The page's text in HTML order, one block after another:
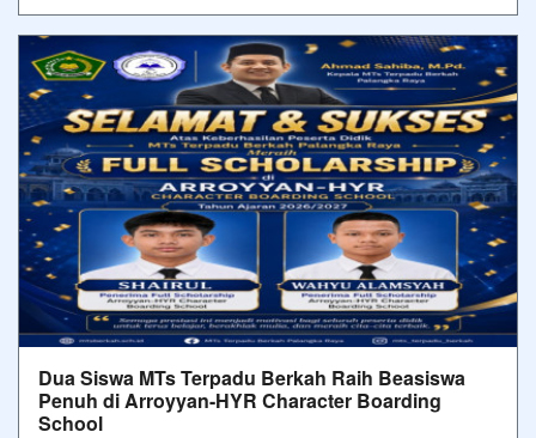
Dua Siswa MTs Terpadu Berkah Raih Beasiswa
Penuh di Arroyyan-HYR Character Boarding
School